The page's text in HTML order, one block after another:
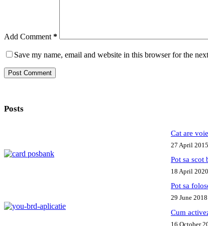
Add Comment *
Save my name, email and website in this browser for the
Post Comment
Posts
Cat are
27 April 2015
Pot sa scot
18 April 2020
Pot sa
29 June 2018
Cum
16 October